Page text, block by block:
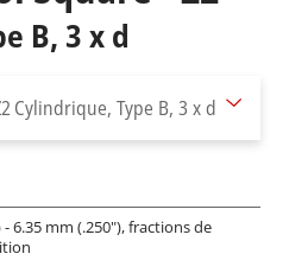
B, 3 x d
Cylindrique, Type B, 3 x d
- 6.35 mm (.250"), fractions de